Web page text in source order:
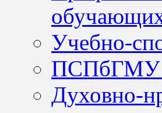
Учебно-
ПСПбГМУ -
Духовно-